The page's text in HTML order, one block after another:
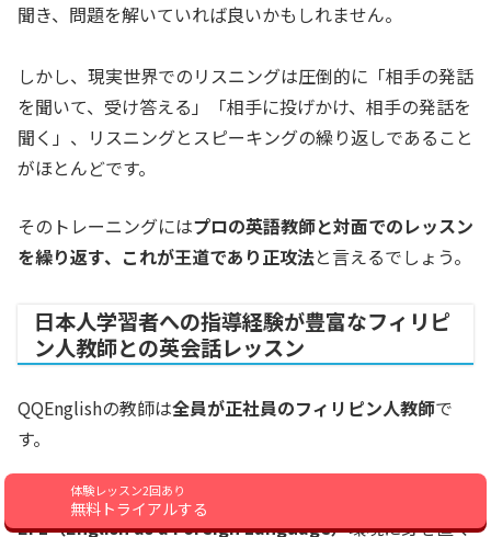
体験レッスン2回あり
無料トライアルする
聞き、問題を解いていれば良いかもしれません。
しかし、現実世界でのリスニングは圧倒的に「相手の発話
を聞いて、受け答える」「相手に投げかけ、相手の発話を
聞く」、リスニングとスピーキングの繰り返しであること
がほとんどです。
そのトレーニングにはプロの英語教師と対面でのレッスン
を繰り返す、これが王道であり正攻法と言えるでしょう。
日本人学習者への指導経験が豊富なフィリピ
ン人教師との英会話レッスン
QQEnglishの教師は全員が正社員のフィリピン人教師で
す。
仕事もプライベートも日本語で完結！という
EFL（English as a Foreign Language）環境に身を置く